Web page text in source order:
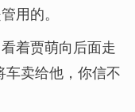
用的。
着贾萌向后面走
车卖给他，你信不